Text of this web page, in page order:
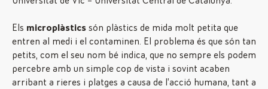
Els microplàstics són plàstics de mida molt petita que
entren al medi i el contaminen. El problema és que són tan
petits, com el seu nom bé indica, que no sempre els podem
percebre amb un simple cop de vista i sovint acaben
arribant a rieres i platges a causa de l’acció humana, tant a